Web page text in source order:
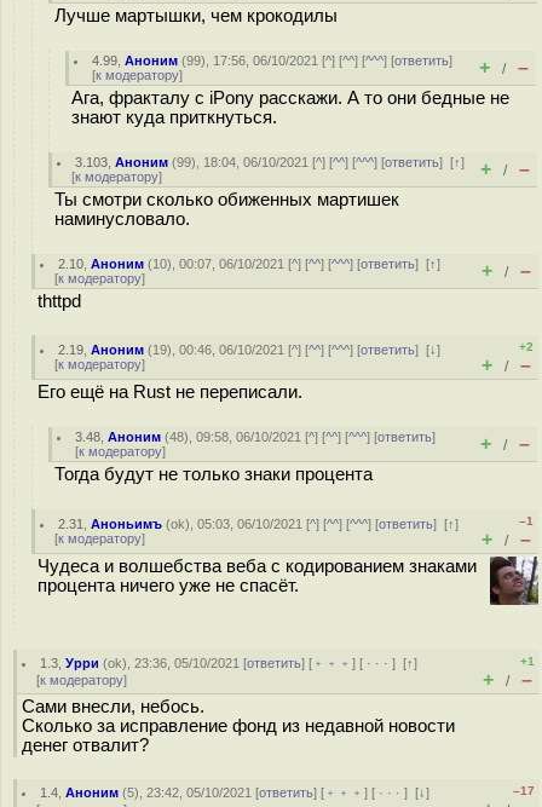
Лучше мартышки, чем крокодилы
4.99 ,Аноним (99), 17:56, 06/10/2021 [^] [^^] [^^^] [ответить]
[к модератору] + / –
Ага, фракталу с iPony расскажи. А то они бедные не
знают куда приткнуться.
3.103 ,Аноним (99), 18:04, 06/10/2021 [^] [^^] [^^^] [ответить][↑]
[к модератору] + / –
Ты смотри сколько обиженных мартишек
наминусловало.
2.10 ,Аноним (10), 00:07, 06/10/2021 [^] [^^] [^^^] [ответить][↑]
[к модератору] + / –
thttpd
2.19 ,Аноним (19), 00:46, 06/10/2021 [^] [^^] [^^^] [ответить][↓]
[к модератору]
+2
+ / –
Его ещё на Rust не переписали.
3.48 ,Аноним (48), 09:58, 06/10/2021 [^] [^^] [^^^] [ответить]
[к модератору] + / –
Тогда будут не только знаки процента
2.31 ,Аноньимъ (ok), 05:03, 06/10/2021 [^] [^^] [^^^] [ответить][↑]
[к модератору]
–1
+ / –
Чудеса и волшебства веба с кодированием знаками
процента ничего уже не спасёт.
1.3 ,Урри (ok), 23:36, 05/10/2021 [ответить] [ ﹢﹢﹢] [ · · ·][↑]
[к модератору]
+1
+ / –
Сами внесли, небось.
Сколько за исправление фонд из недавной новости
денег отвалит?
1.4 ,Аноним (5), 23:42, 05/10/2021 [ответить] [ ﹢﹢﹢] [ · · ·][↓]
–17